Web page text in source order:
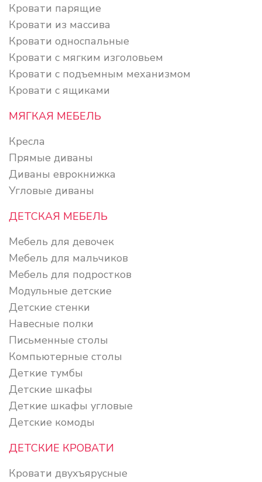
Кровати парящие
Кровати из массива
Кровати односпальные
Кровати с мягким изголовьем
Кровати с подъемным механизмом
Кровати с ящиками
МЯГКАЯ МЕБЕЛЬ
Кресла
Прямые диваны
Диваны еврокнижка
Угловые диваны
ДЕТСКАЯ МЕБЕЛЬ
Мебель для девочек
Мебель для мальчиков
Мебель для подростков
Модульные детские
Детские стенки
Навесные полки
Письменные столы
Компьютерные столы
Деткие тумбы
Детские шкафы
Деткие шкафы угловые
Детские комоды
ДЕТСКИЕ КРОВАТИ
Кровати двухъярусные